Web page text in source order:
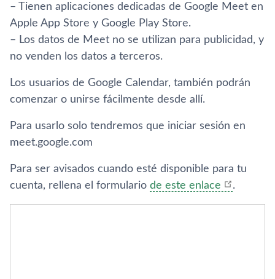
– Tienen aplicaciones dedicadas de Google Meet en
Apple App Store y Google Play Store.
– Los datos de Meet no se utilizan para publicidad, y
no venden los datos a terceros.
Los usuarios de Google Calendar, también podrán
comenzar o unirse fácilmente desde allí.
Para usarlo solo tendremos que iniciar sesión en
meet.google.com
Para ser avisados cuando esté disponible para tu
cuenta, rellena el formulario de este enlace .